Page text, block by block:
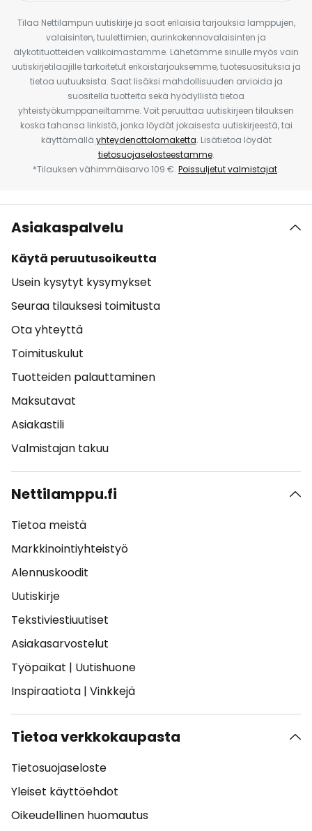
Tilaa Nettilampun uutiskirje ja saat erilaisia tarjouksia lamppujen,
valaisinten, tuulettimien, aurinkokennovalaisinten ja
älykotituotteiden valikoimastamme. Lähetämme sinulle myös vain
uutiskirjetilaajille tarkoitetut erikoistarjouksemme, tuotesuosituksia ja
tietoa uutuuksista. Saat lisäksi mahdollisuuden arvioida ja
suositella tuotteita sekä hyödyllistä tietoa
yhteistyökumppaneiltamme. Voit peruuttaa uutiskirjeen tilauksen
koska tahansa linkistä, jonka löydät jokaisesta uutiskirjeestä, tai
käyttämällä yhteydenottolomaketta. Lisätietoa löydät
tietosuojaselosteestamme.
*Tilauksen vähimmäisarvo 109 €. Poissuljetut valmistajat.
Asiakaspalvelu
Käytä peruutusoikeutta
Usein kysytyt kysymykset
Seuraa tilauksesi toimitusta
Ota yhteyttä
Toimituskulut
Tuotteiden palauttaminen
Maksutavat
Asiakastili
Valmistajan takuu
Nettilamppu.fi
Tietoa meistä
Markkinointiyhteistyö
Alennuskoodit
Uutiskirje
Tekstiviestiuutiset
Asiakasarvostelut
Työpaikat | Uutishuone
Inspiraatiota | Vinkkejä
Tietoa verkkokaupasta
Tietosuojaseloste
Yleiset käyttöehdot
Oikeudellinen huomautus